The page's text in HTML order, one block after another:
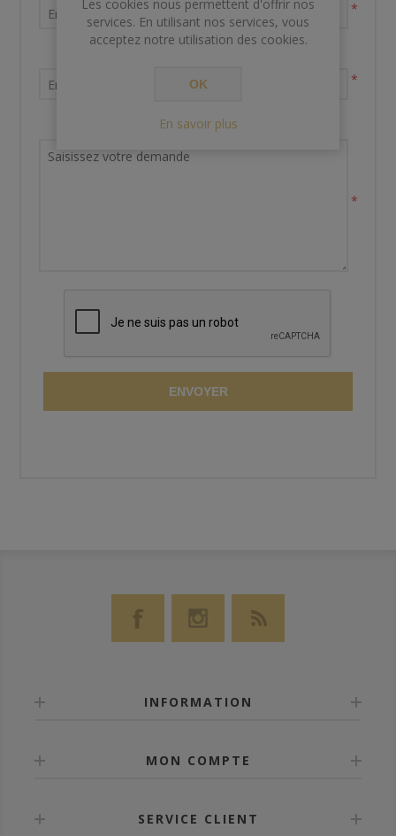
*
*
Demande de renseignements
*
ENVOYER
INFORMATION
MON COMPTE
SERVICE CLIENT
Les cookies nous permettent d'offrir nos
services. En utilisant nos services, vous
acceptez notre utilisation des cookies.
OK
En savoir plus